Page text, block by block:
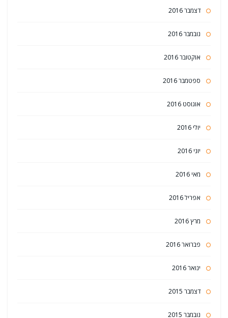
דצמבר 2016
נובמבר 2016
אוקטובר 2016
ספטמבר 2016
אוגוסט 2016
יולי 2016
יוני 2016
מאי 2016
אפריל 2016
מרץ 2016
פברואר 2016
ינואר 2016
דצמבר 2015
נובמבר 2015